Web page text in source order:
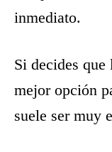
inmediato.
Si decides
mejor opción
suele ser muy